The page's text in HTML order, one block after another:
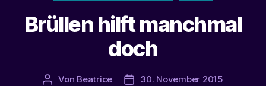
Brüllen hilft manchmal
doch
Beitragsautor
Von Beatrice Veröffentlichungsdatum
30. November 2015